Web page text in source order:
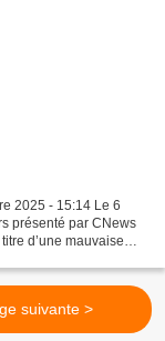
2025 - 15:14 Le 6
présenté par CNews
d’une mauvaise
suivante >